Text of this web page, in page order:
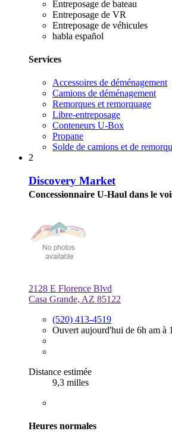
Entreposage de bateau
Entreposage de VR
Entreposage de véhicules
habla español
Services
Accessoires de déménagement
Camions de déménagement
Remorques et remorquage
Libre-entreposage
Conteneurs U-Box
Propane
Solde de camions et de
2
Discovery Market
Concessionnaire U-Haul dans le
2128 E Florence Blvd
Casa Grande, AZ 85122
(520) 413-4519
Ouvert aujourd'hui de 6h am à
Distance estimée
9,3 milles
Heures normales